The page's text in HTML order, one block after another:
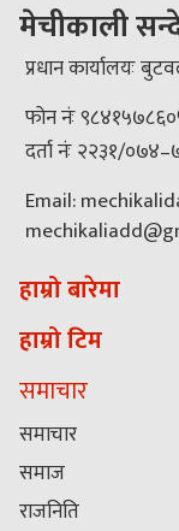
मेचीकाली
प्रधान कार्यालयः
फोन नंः
दर्ता नंः २२३१/
Email:
हाम्रो बारेमा
हाम्रो टिम
समाचार
समाचार
समाज
राजनिति